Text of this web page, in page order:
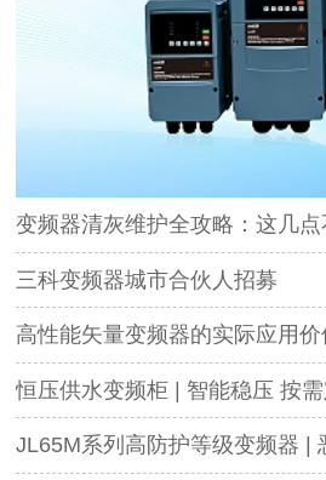
变频器清灰维护全攻略：这几点不注意，
三科变频器城市合伙人招募
高性能矢量变频器的实际应用价
恒压供水变频柜 | 智能稳压 按需
JL65M系列高防护等级变频器 | 恶劣